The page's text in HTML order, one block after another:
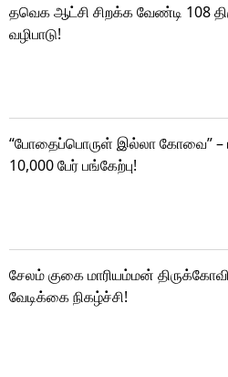
தவெக ஆட்சி சிறக்க வேண்டி 108
வழிபாடு!
“போதைப்பொருள் இல்லா கோவை” –
10,000 பேர் பங்கேற்பு!
சேலம் குகை மாரியம்மன்
வேடிக்கை நிகழ்ச்சி!